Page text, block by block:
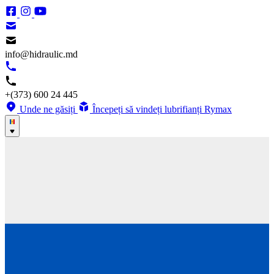
info@hidraulic.md
+(373) 600 24 445
Unde ne găsiți
Începeți să vindeți lubrifianți Rymax